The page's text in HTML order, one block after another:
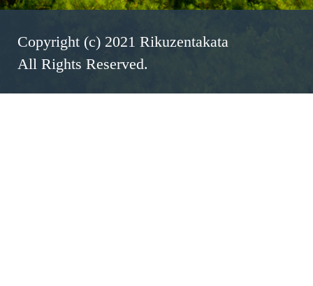
Copyright (c) 2021 Rikuzentakata
All Rights Reserved.